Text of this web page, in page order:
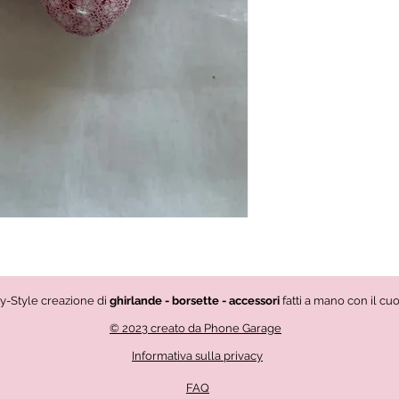
Style creazione di ghirlande - borsette - accessori fatti a mano con il
© 2023 creato da Phone Garage
Informativa sulla privacy
FAQ